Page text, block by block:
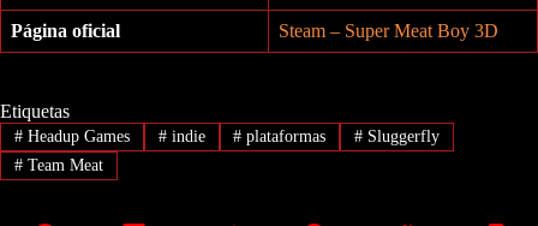
Página oficial Steam – Super Meat Boy 3D
Etiquetas
#Headup Games #indie # plataformas # Sluggerfly
#Team Meat